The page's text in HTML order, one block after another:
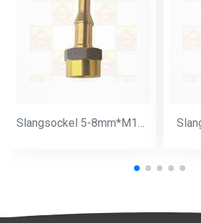
Slangsockel 5-8mm*M14*1